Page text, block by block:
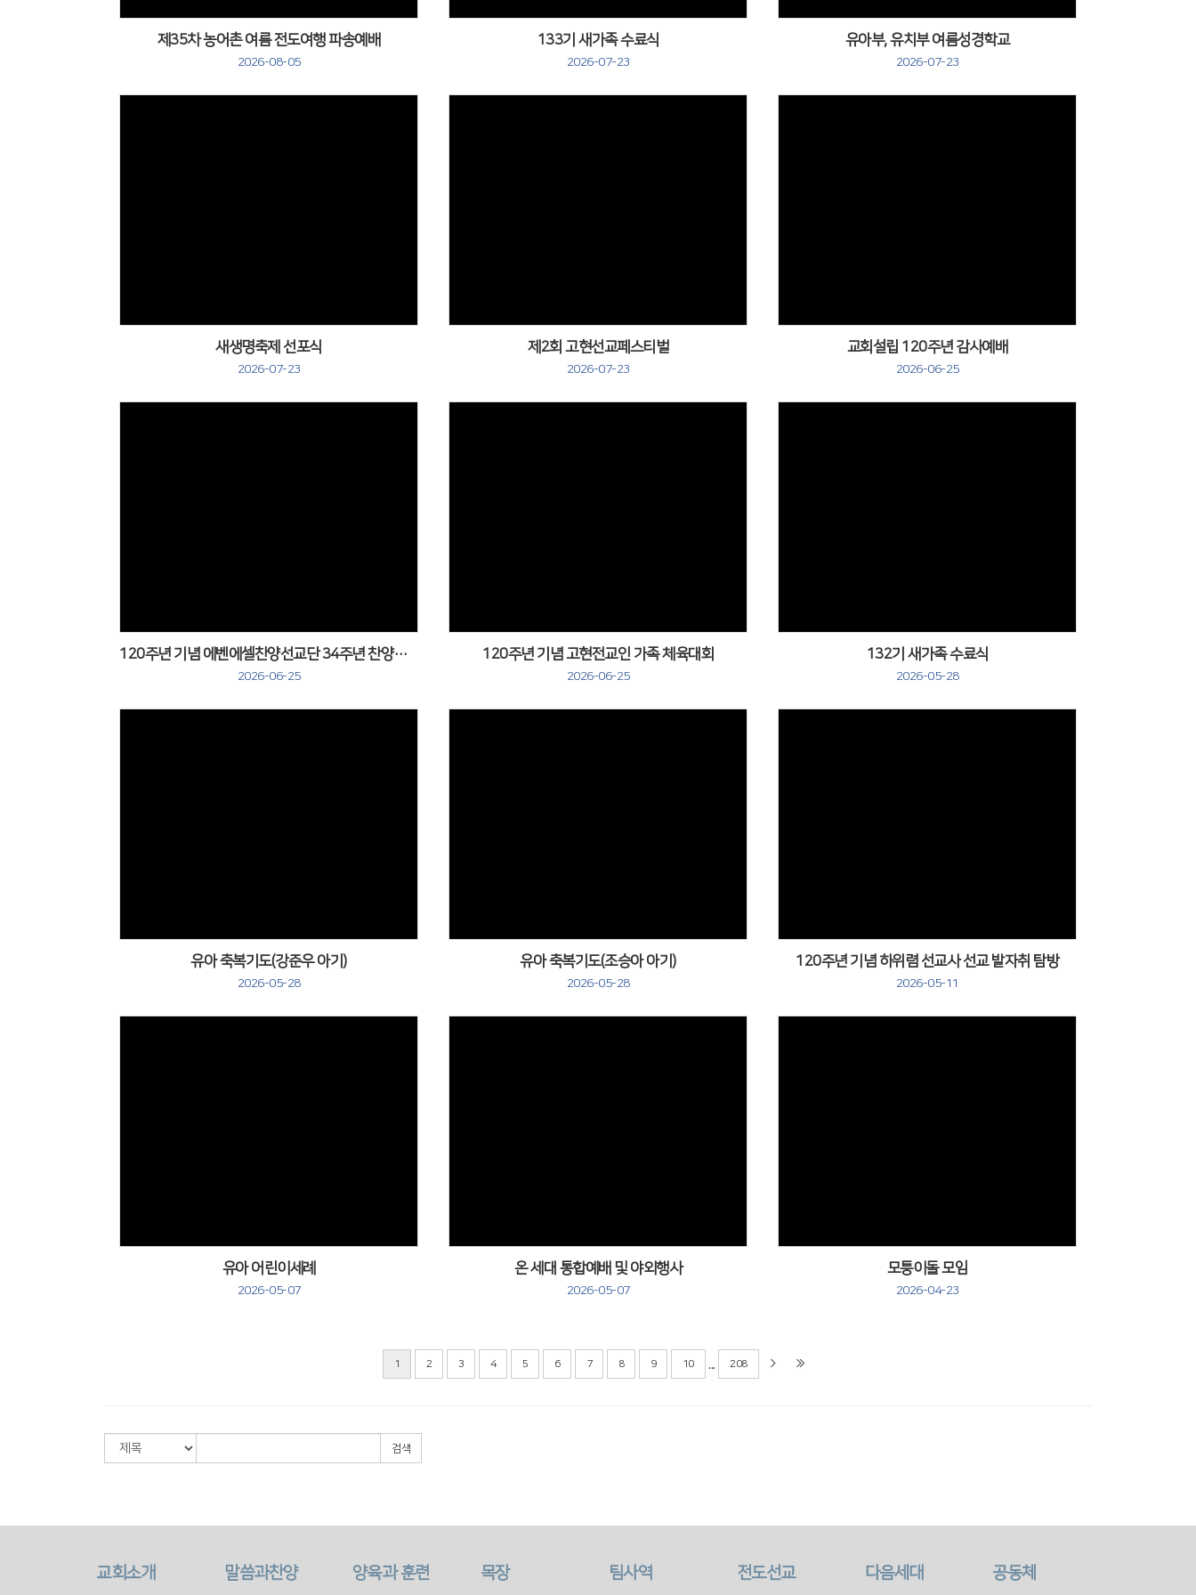
제35차 농어촌 여름 전도여행 파송예배
2026-08-05
133기 새가족 수료식
2026-07-23
유아부, 유치부 여름성경학교
2026-07-23
새생명축제 선포식
2026-07-23
제2회 고현선교페스티벌
2026-07-23
교회설립 120주년 감사예배
2026-06-25
120주년 기념 에벤에셀찬양선교단 34주년 찬양집회
2026-06-25
120주년 기념 고현전교인 가족 체육대회
2026-06-25
132기 새가족 수료식
2026-05-28
유아 축복기도(강준우 아기)
2026-05-28
유아 축복기도(조승아 아기)
2026-05-28
120주년 기념 하위렴 선교사 선교 발자취 탐방
2026-05-11
유아 어린이세례
2026-05-07
온 세대 통합예배 및 야외행사
2026-05-07
모퉁이돌 모임
2026-04-23
1 2 3 4 5 6 7 8 9 10 ... 208
검색
교회소개 말씀과찬양 양육과 훈련 목장 팀사역 전도선교 다음세대 공동체